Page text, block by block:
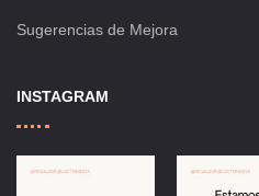
Sugerencias de Mejora
INSTAGRAM